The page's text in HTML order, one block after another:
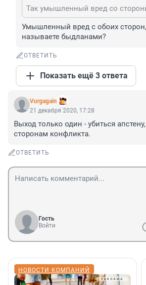
Умышленный вред с обоих
называете быдланами?
ОТВЕТИТЬ
Показать ещё 3 ответа
Vurgagain
21 декабря 2020, 17:28
Выход только один - убиться
сторонам конфликта.
ОТВЕТИТЬ
Гость
Войти
НОВОСТИ КОМПАНИЙ